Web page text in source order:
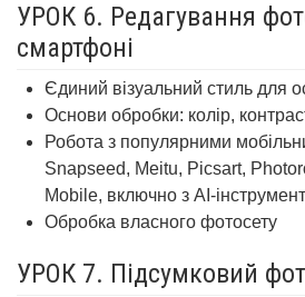
УРОК 6. Редагування
смартфоні
Єдиний візуальний стиль для
Основи обробки: колір,
Робота з популярними
Snapseed, Meitu, Picsart,
Mobile, включно з АІ-
Обробка власного фотосету
УРОК 7. Підсумковий